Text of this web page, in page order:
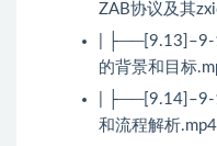
ZAB协议及其
| ├──[9.13]–9-
的背景和目标
| ├──[9.14]–9-
和流程解析